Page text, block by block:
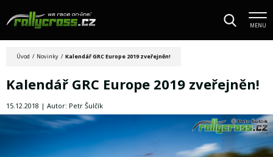
MENU
Úvod / Novinky / Kalendář GRC Europe 2019 zveřejněn!
Kalendář GRC Europe 2019 zveřejněn!
15.12.2018 | Autor: Petr Šulčík